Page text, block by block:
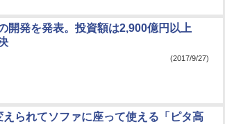
開発を発表。投資額は2,900億円以上
(2017/9/27)
られてソファに座って使える「ピタ高